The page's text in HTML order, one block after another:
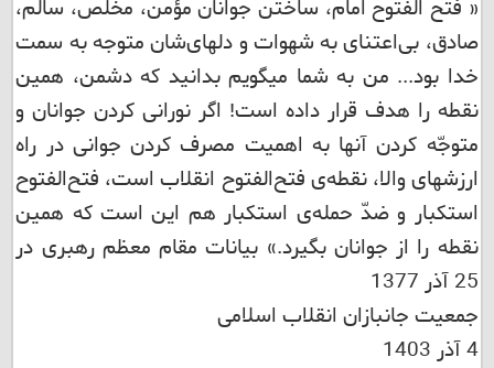
« فتح الفتوح امام، ساختن جوانان مؤمن، مخلص، سالم،
صادق، بی‌اعتنای به شهوات و دلهای‌شان متوجه به سمت
خدا بود... من به شما میگویم بدانید که دشمن، همین
نقطه را هدف قرار داده است! اگر نورانی کردن جوانان و
متوجّه کردن آنها به اهمیت مصرف کردن جوانی در راه
ارزشهای والا، نقطه‌ی فتح‌الفتوح انقلاب است، فتح‌الفتوح
استکبار و ضدّ حمله‌ی استکبار هم این است که همین
نقطه را از جوانان بگیرد.» بیانات مقام معظم رهبری در
25 آذر 1377
جمعیت جانبازان انقلاب اسلامی
4 آذر 1403